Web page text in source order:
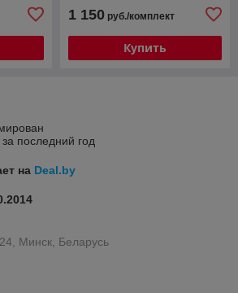
1 150 руб./комплект
Купить
последний год
на Deal.by
Минск, Беларусь